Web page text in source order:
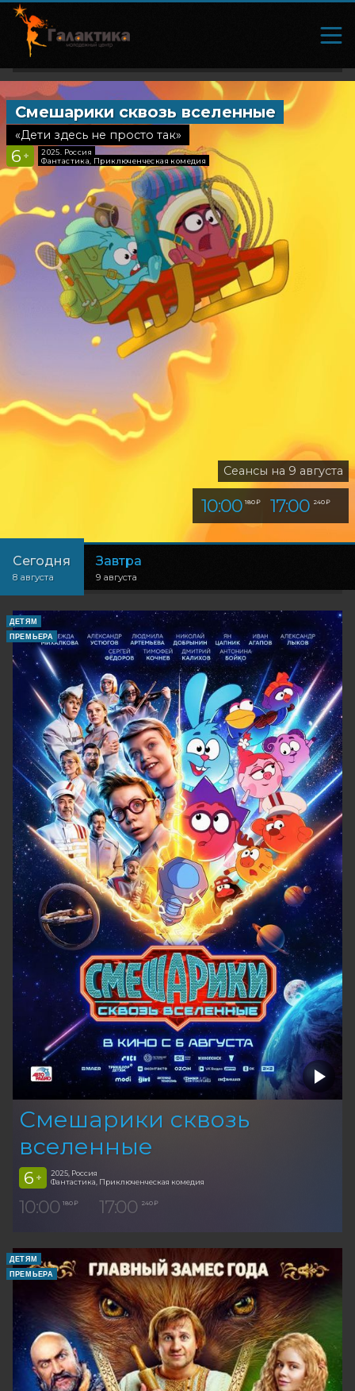
Смешарики сквозь вселенные
«Дети здесь не просто так»
6 +
2025, Россия
Фантастика, Приключенческая комедия
Сеансы на 9 августа
10:00 180 ₽ 17:00 240 ₽
Сегодня
8 августа
Завтра
9 августа
ДЕТЯМ
ПРЕМЬЕРА
Смешарики сквозь
вселенные
6 +
2025, Россия
Фантастика, Приключенческая комедия
10:00 180 ₽ 17:00 240 ₽
ДЕТЯМ
ПРЕМЬЕРА